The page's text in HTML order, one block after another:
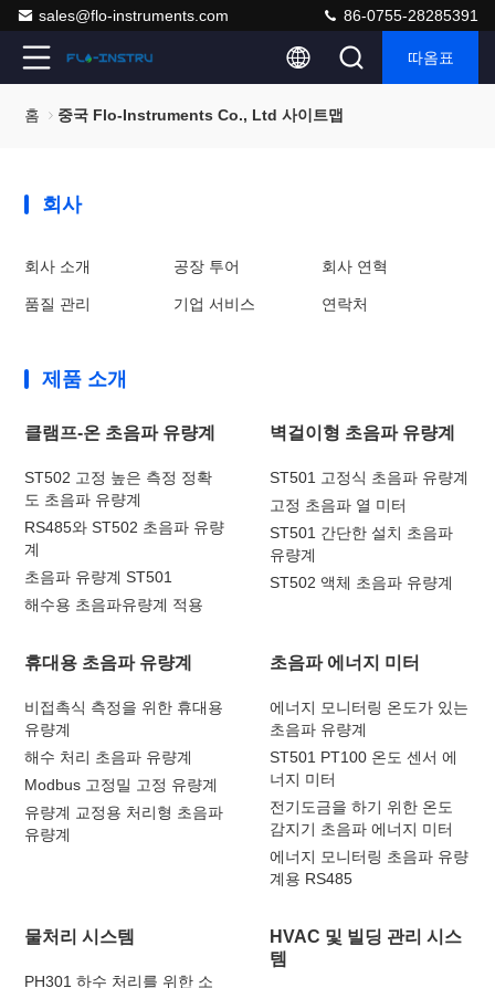
sales@flo-instruments.com 86-0755-28285391
따옴표
홈 중국 Flo-Instruments Co., Ltd 사이트맵
회사
회사 소개 공장 투어 회사 연혁
품질 관리 기업 서비스 연락처
제품 소개
클램프-온 초음파 유량계
ST502 고정 높은 측정 정확
도 초음파 유량계
RS485와 ST502 초음파 유량
계
초음파 유량계 ST501
해수용 초음파유량계 적용
벽걸이형 초음파 유량계
ST501 고정식 초음파 유량계
고정 초음파 열 미터
ST501 간단한 설치 초음파
유량계
ST502 액체 초음파 유량계
휴대용 초음파 유량계
비접촉식 측정을 위한 휴대용
유량계
해수 처리 초음파 유량계
Modbus 고정밀 고정 유량계
유량계 교정용 처리형 초음파
유량계
초음파 에너지 미터
에너지 모니터링 온도가 있는
초음파 유량계
ST501 PT100 온도 센서 에
너지 미터
전기도금을 하기 위한 온도
감지기 초음파 에너지 미터
에너지 모니터링 초음파 유량
계용 RS485
물처리 시스템
PH301 하수 처리를 위한 소
HVAC 및 빌딩 관리 시스
템